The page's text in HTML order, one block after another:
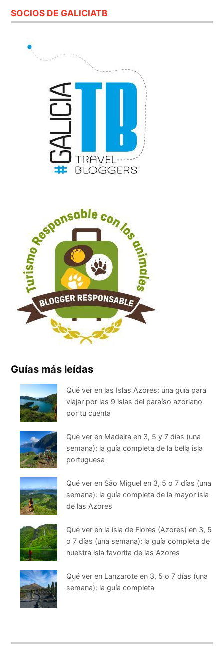
SOCIOS DE GALICIATB
Guías más leídas
Qué ver en las Islas Azores: una guía para
viajar por las 9 islas del paraíso azoriano
por tu cuenta
Qué ver en Madeira en 3, 5 y 7 días (una
semana): la guía completa de la bella isla
portuguesa
Qué ver en São Miguel en 3, 5 o 7 días (una
semana): la guía completa de la mayor isla
de las Azores
Qué ver en la isla de Flores (Azores) en 3, 5
o 7 días (una semana): la guía completa de
nuestra isla favorita de las Azores
Qué ver en Lanzarote en 3, 5 o 7 días (una
semana): la guía completa